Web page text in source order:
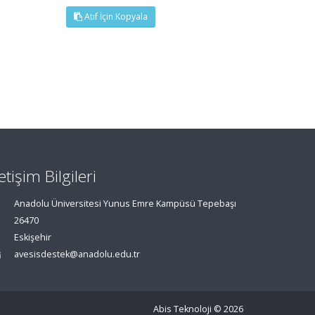
Atıf İçin Kopyala
Bilgileri
Anadolu Üniversitesi Yunus Emre Kampüsü Tepebaşı
26470
Eskişehir
avesisdestek@anadolu.edu.tr
Abis Teknoloji © 2026